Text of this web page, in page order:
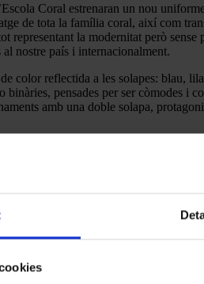
Coral estrenaran un nou
de tota la família coral, així com
representant la modernitat però
nostre país i internacionalment.
color reflectida a les solapes:
pensades per ser còmodes
amb una doble solapa,